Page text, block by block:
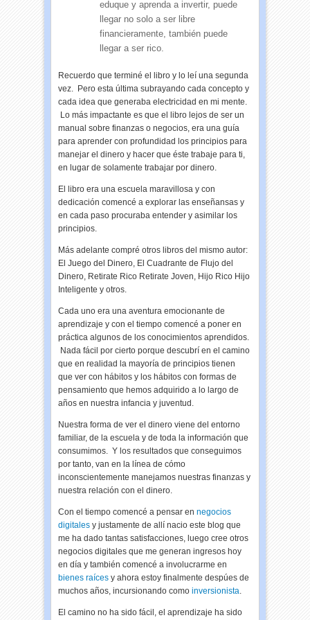
eduque y aprenda a invertir, puede
llegar no solo a ser libre
financieramente, también puede
llegar a ser rico.
Recuerdo que terminé el libro y lo leí una segunda
vez. Pero esta última subrayando cada concepto y
cada idea que generaba electricidad en mi mente.
Lo más impactante es que el libro lejos de ser un
manual sobre finanzas o negocios, era una guía
para aprender con profundidad los principios para
manejar el dinero y hacer que éste trabaje para ti,
en lugar de solamente trabajar por dinero.
El libro era una escuela maravillosa y con
dedicación comencé a explorar las enseñansas y
en cada paso procuraba entender y asimilar los
principios.
Más adelante compré otros libros del mismo autor:
El Juego del Dinero, El Cuadrante de Flujo del
Dinero, Retirate Rico Retirate Joven, Hijo Rico Hijo
Inteligente y otros.
Cada uno era una aventura emocionante de
aprendizaje y con el tiempo comencé a poner en
práctica algunos de los conocimientos aprendidos.
Nada fácil por cierto porque descubrí en el camino
que en realidad la mayoría de principios tienen
que ver con hábitos y los hábitos con formas de
pensamiento que hemos adquirido a lo largo de
años en nuestra infancia y juventud.
Nuestra forma de ver el dinero viene del entorno
familiar, de la escuela y de toda la información que
consumimos. Y los resultados que conseguimos
por tanto, van en la línea de cómo
inconscientemente manejamos nuestras finanzas y
nuestra relación con el dinero.
Con el tiempo comencé a pensar ennegocios
digitales y justamente de allí nacio este blog que
me ha dado tantas satisfacciones, luego cree otros
negocios digitales que me generan ingresos hoy
en día y también comencé a involucrarme en
bienes raíces y ahora estoy finalmente despúes de
muchos años, incursionando comoinversionista.
El camino no ha sido fácil, el aprendizaje ha sido